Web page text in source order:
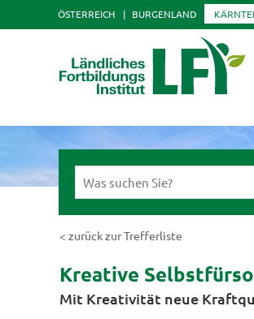
ÖSTERREICH BURGENLAND
< zurück zur Trefferliste
Kreative
Mit Kreativität neue